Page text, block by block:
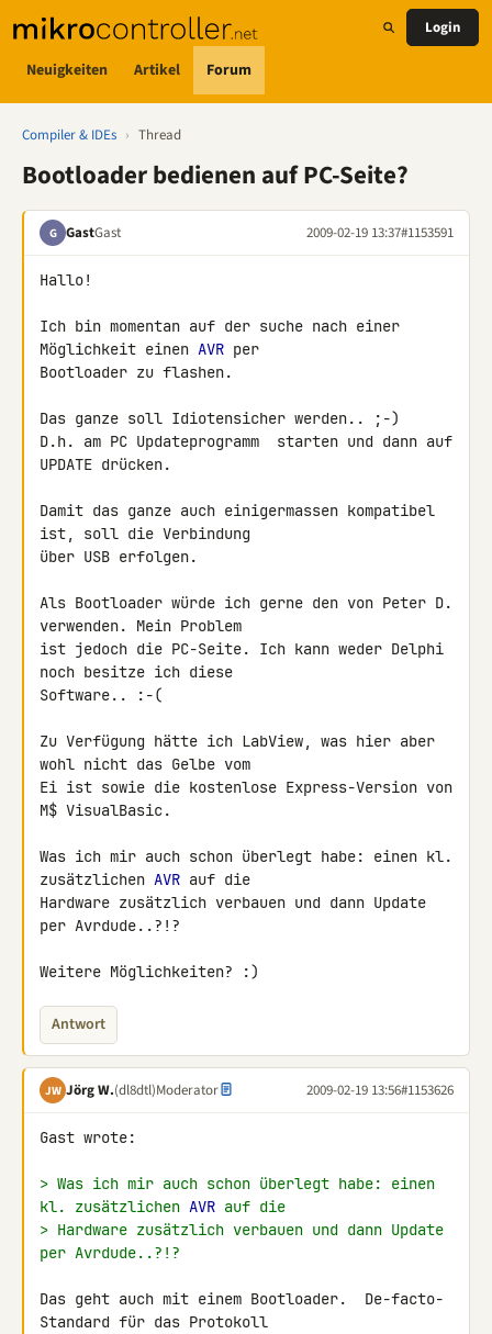
Neuigkeiten Artikel Forum
Login
Compiler & IDEs › Thread
Bootloader bedienen auf PC-Seite?
G GastGast 2009-02-19 13:37#1153591
Hallo!
Ich bin momentan auf der suche nach einer
Möglichkeit einen AVR per
Bootloader zu flashen.
Das ganze soll Idiotensicher werden.. ;-)
D.h. am PC Updateprogramm  starten und dann auf
UPDATE drücken.
Damit das ganze auch einigermassen kompatibel
ist, soll die Verbindung
über USB erfolgen.
Als Bootloader würde ich gerne den von Peter D.
verwenden. Mein Problem
ist jedoch die PC-Seite. Ich kann weder Delphi
noch besitze ich diese
Software.. :-(
Zu Verfügung hätte ich LabView, was hier aber
wohl nicht das Gelbe vom
Ei ist sowie die kostenlose Express-Version von
M$ VisualBasic.
Was ich mir auch schon überlegt habe: einen kl.
zusätzlichen AVR auf die
Hardware zusätzlich verbauen und dann Update
per Avrdude..?!?
Weitere Möglichkeiten? :)
Antwort
JW Jörg W.(dl8dtl)Moderator 2009-02-19 13:56#1153626
Gast wrote:
> Was ich mir auch schon überlegt habe: einen
kl. zusätzlichen AVR auf die
> Hardware zusätzlich verbauen und dann Update
per Avrdude..?!?
Das geht auch mit einem Bootloader.  De-facto-
Standard für das Protokoll